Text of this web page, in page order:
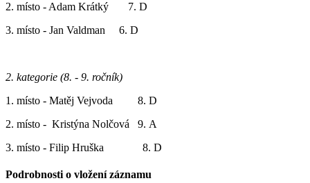
2. místo - Adam Krátký 7. D
3. místo - Jan Valdman 6. D
2. kategorie (8. - 9. ročník)
1. místo - Matěj Vejvoda 8. D
2. místo - Kristýna Nolčová 9. A
3. místo - Filip Hruška 8. D
Podrobnosti o vložení záznamu